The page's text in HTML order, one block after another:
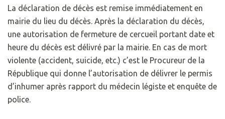
La déclaration de décès est remise immédiatement en
mairie du lieu du décès. Après la déclaration du décès,
une autorisation de fermeture de cercueil portant date et
heure du décès est délivré par la mairie. En cas de mort
violente (accident, suicide, etc.) c’est le Procureur de la
République qui donne l’autorisation de délivrer le permis
d’inhumer après rapport du médecin légiste et enquête de
police.